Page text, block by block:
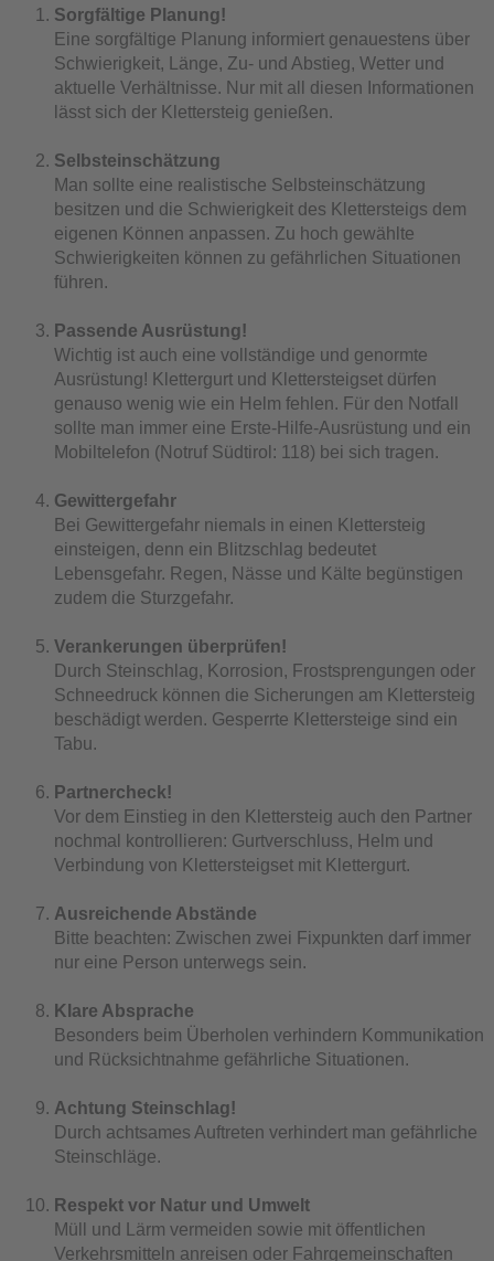
Sorgfältige Planung!
Eine sorgfältige Planung informiert genauestens über
Schwierigkeit, Länge, Zu- und Abstieg, Wetter und
aktuelle Verhältnisse. Nur mit all diesen Informationen
lässt sich der Klettersteig genießen.
Selbsteinschätzung
Man sollte eine realistische Selbsteinschätzung
besitzen und die Schwierigkeit des Klettersteigs dem
eigenen Können anpassen. Zu hoch gewählte
Schwierigkeiten können zu gefährlichen Situationen
führen.
Passende Ausrüstung!
Wichtig ist auch eine vollständige und genormte
Ausrüstung! Klettergurt und Klettersteigset dürfen
genauso wenig wie ein Helm fehlen. Für den Notfall
sollte man immer eine Erste-Hilfe-Ausrüstung und ein
Mobiltelefon (Notruf Südtirol: 118) bei sich tragen.
Gewittergefahr
Bei Gewittergefahr niemals in einen Klettersteig
einsteigen, denn ein Blitzschlag bedeutet
Lebensgefahr. Regen, Nässe und Kälte begünstigen
zudem die Sturzgefahr.
Verankerungen überprüfen!
Durch Steinschlag, Korrosion, Frostsprengungen oder
Schneedruck können die Sicherungen am Klettersteig
beschädigt werden. Gesperrte Klettersteige sind ein
Tabu.
Partnercheck!
Vor dem Einstieg in den Klettersteig auch den Partner
nochmal kontrollieren: Gurtverschluss, Helm und
Verbindung von Klettersteigset mit Klettergurt.
Ausreichende Abstände
Bitte beachten: Zwischen zwei Fixpunkten darf immer
nur eine Person unterwegs sein.
Klare Absprache
Besonders beim Überholen verhindern Kommunikation
und Rücksichtnahme gefährliche Situationen.
Achtung Steinschlag!
Durch achtsames Auftreten verhindert man gefährliche
Steinschläge.
Respekt vor Natur und Umwelt
Müll und Lärm vermeiden sowie mit öffentlichen
Verkehrsmitteln anreisen oder Fahrgemeinschaften